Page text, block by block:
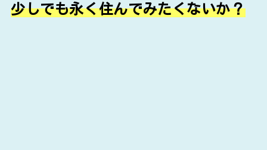
少しでも永く住んでみたくないか？